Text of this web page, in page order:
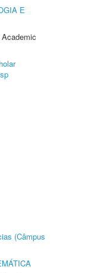
E
(Câmpus